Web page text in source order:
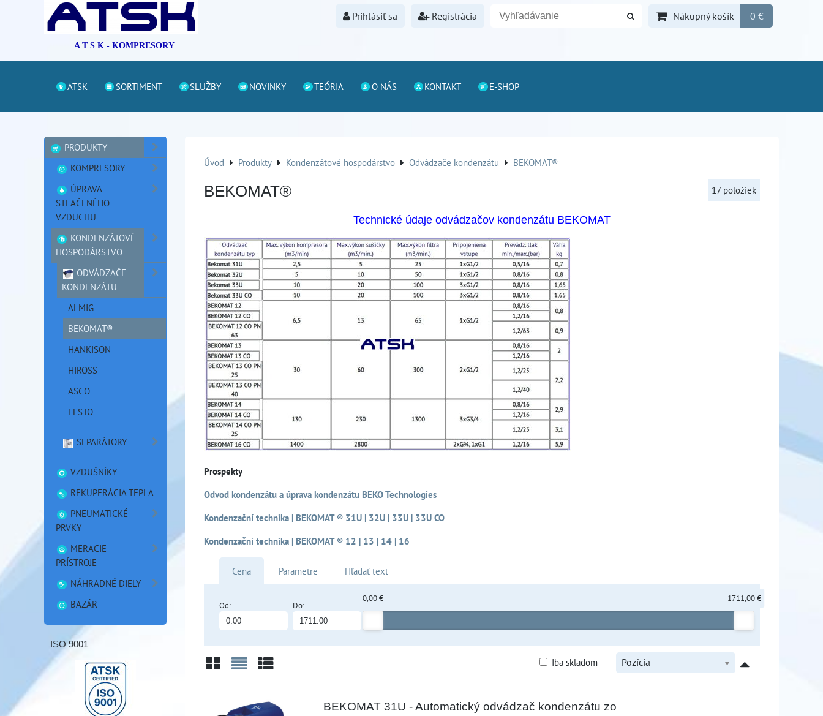
A T S K - KOMPRESORY
Prihlásiť sa Registrácia Nákupný košík 0 €
ATSK SORTIMENT SLUŽBY NOVINKY TEÓRIA O NÁS KONTAKT E-SHOP
Úvod Produkty Kondenzátové hospodárstvo Odvádzače kondenzátu BEKOMAT®
BEKOMAT® 17 položiek
Technické údaje odvádzačov kondenzátu BEKOMAT
Prospekty
Odvod kondenzátu a úprava kondenzátu BEKO Technologies
Kondenzační technika | BEKOMAT ® 31U | 32U | 33U | 33U CO
Kondenzační technika | BEKOMAT ® 12 | 13 | 14 | 16
Cena Parametre Hľadať text
Od: Do:
0,00 € 1711,00 €
Pozícia
Iba skladom
BEKOMAT 31U - Automatický odvádzač kondenzátu zo
PRODUKTY
KOMPRESORY
ÚPRAVA
STLAČENÉHO
VZDUCHU
KONDENZÁTOVÉ
HOSPODÁRSTVO
ODVÁDZAČE
KONDENZÁTU
ALMIG
BEKOMAT®
HANKISON
HIROSS
ASCO
FESTO
SEPARÁTORY
VZDUŠNÍKY
REKUPERÁCIA TEPLA
PNEUMATICKÉ
PRVKY
MERACIE
PRÍSTROJE
NÁHRADNÉ DIELY
BAZÁR
ISO 9001